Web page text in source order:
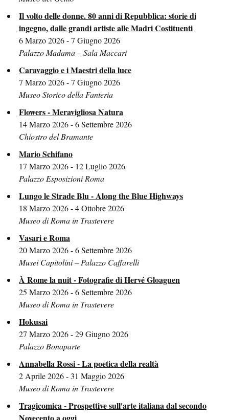
Il volto delle donne. 80 anni di Repubblica: storie di
ingegno, dalle grandi artiste alle Madri Costituenti
6 Marzo 2026 - 7 Giugno 2026
Palazzo Madama – Sala Maccari
Caravaggio e i Maestri della luce
7 Marzo 2026 - 7 Giugno 2026
Museo Storico della Fanteria
Flowers - Meravigliosa Natura
14 Marzo 2026 - 6 Settembre 2026
Chiostro del Bramante
Mario Schifano
17 Marzo 2026 - 12 Luglio 2026
Palazzo Esposizioni Roma
Lungo le Strade Blu - Along the Blue Highways
18 Marzo 2026 - 4 Ottobre 2026
Museo di Roma in Trastevere
Vasari e Roma
20 Marzo 2026 - 6 Settembre 2026
Musei Capitolini – Palazzo Caffarelli
À Rome la nuit - Fotografie di Hervé Gloaguen
25 Marzo 2026 - 6 Settembre 2026
Museo di Roma in Trastevere
Hokusai
27 Marzo 2026 - 29 Giugno 2026
Palazzo Bonaparte
Annabella Rossi - La poetica della realtà
2 Aprile 2026 - 31 Maggio 2026
Museo di Roma in Trastevere
Tragicomica - Prospettive sull'arte italiana dal secondo